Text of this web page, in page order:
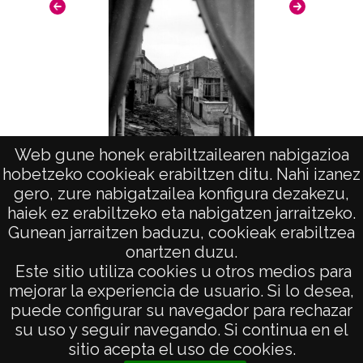
Web gune honek erabiltzailearen nabigazioa
hobetzeko cookieak erabiltzen ditu. Nahi izanez
gero, zure nabigatzailea konfigura dezakezu,
haiek ez erabiltzeko eta nabigatzen jarraitzeko.
Gunean jarraitzen baduzu, cookieak erabiltzea
onartzen duzu.
Este sitio utiliza cookies u otros medios para
mejorar la experiencia de usuario. Si lo desea,
puede configurar su navegador para rechazar
su uso y seguir navegando. Si continua en el
sitio acepta el uso de cookies.
Licencia de las imágenes
CC BY-NC-SA 4.0
Vista
AVISO LEGAL
POLÍTICA DE PRIVACIDAD
ACCESIBILIDAD
ATENCIÓN CIUDADANA